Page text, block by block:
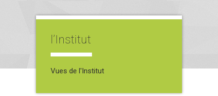
l’Institut
Vues de l'Institut